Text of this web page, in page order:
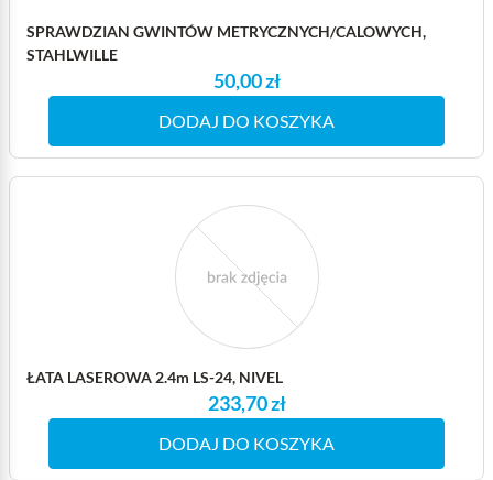
SPRAWDZIAN GWINTÓW METRYCZNYCH/CALOWYCH,
STAHLWILLE
50,00 zł
DODAJ DO KOSZYKA
ŁATA LASEROWA 2.4m LS-24, NIVEL
233,70 zł
DODAJ DO KOSZYKA